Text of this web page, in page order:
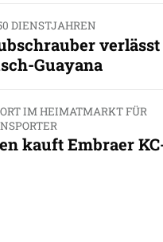
DIENSTJAHREN
verlässt
Guayana
IM HEIMATMARKT FÜR
kauft Embraer